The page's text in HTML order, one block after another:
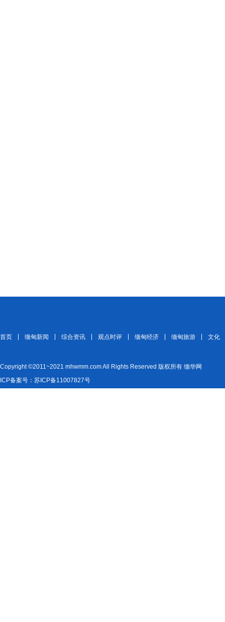
首页 缅甸新闻 综合资讯 观点时评 缅甸经济 缅甸旅游 文化
Copyright ©2011~2021 mhwmm.com All Rights Reserved 版权所有 缅华网
ICP备案号：苏ICP备11007827号